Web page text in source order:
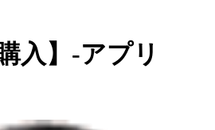
入】-アプリ